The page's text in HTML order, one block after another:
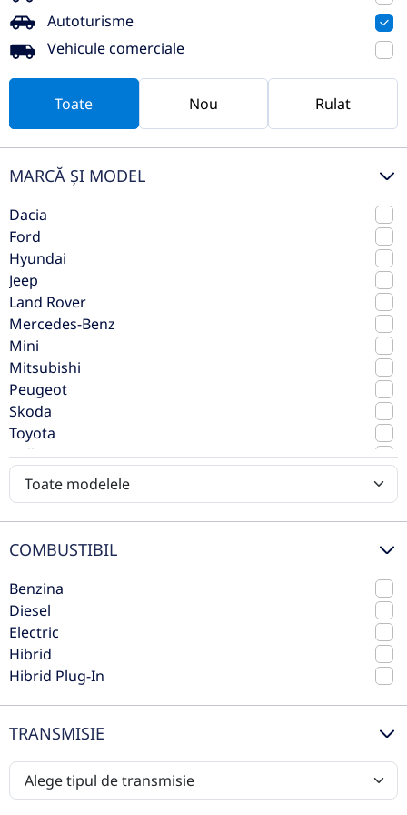
35.066€
TVA inclus deductibil
Hyundai NEW TUCSON 1.6T-GDi
239CP Hybrid 4WD 6AT Premium N
Line
Hibrid
239 CP
Preț de listă45.980€
38.672€
nou
Autoturisme
Vehicule comerciale
Toate Nou Rulat
MARCĂ ȘI MODEL
Dacia
Ford
Hyundai
Jeep
Land Rover
Mercedes-Benz
Mini
Mitsubishi
Peugeot
Skoda
Toyota
Volkswagen
Volvo
COMBUSTIBIL
Benzina
Diesel
Electric
Hibrid
Hibrid Plug-In
TRANSMISIE